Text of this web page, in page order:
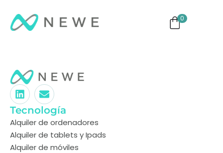
0
Tecnología
Alquiler de ordenadores
Alquiler de tablets y Ipads
Alquiler de móviles